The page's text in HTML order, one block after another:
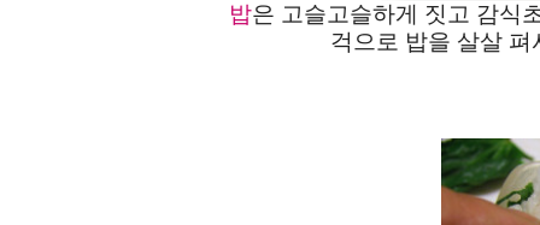
밥은 고슬고슬하게 짓고 감식
걱으로 밥을 살살